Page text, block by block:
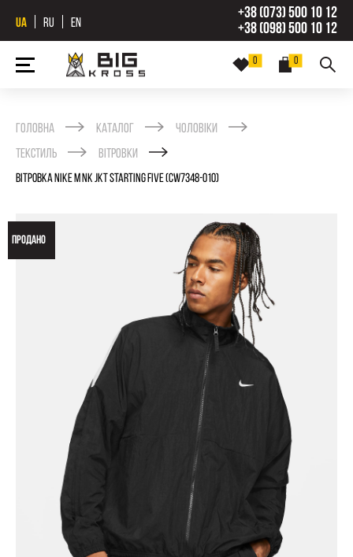
UA RU EN
+38 (073) 500 10 12
+38 (098) 500 10 12
0
0
Головна Каталог
Чоловіки
Текстиль
Вітровки
ВІТРОВКА NIKE M NK JKT STARTING FIVE (CW7348-010)
ПРОДАНО